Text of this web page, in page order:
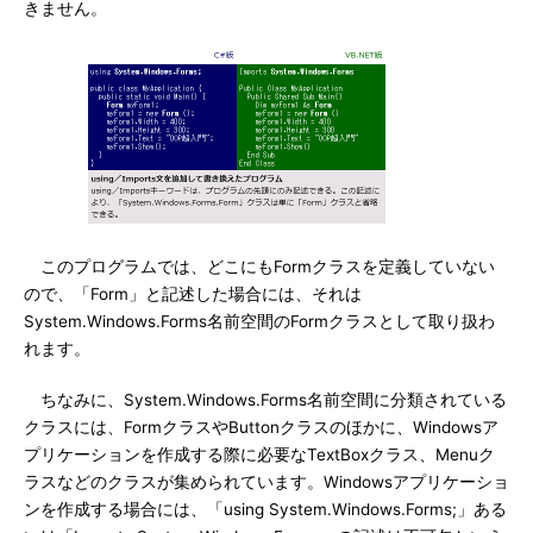
きません。
このプログラムでは、どこにもFormクラスを定義していない
ので、「Form」と記述した場合には、それは
System.Windows.Forms名前空間のFormクラスとして取り扱わ
れます。
ちなみに、System.Windows.Forms名前空間に分類されている
クラスには、FormクラスやButtonクラスのほかに、Windowsア
プリケーションを作成する際に必要なTextBoxクラス、Menuク
ラスなどのクラスが集められています。Windowsアプリケーショ
ンを作成する場合には、「using System.Windows.Forms;」ある